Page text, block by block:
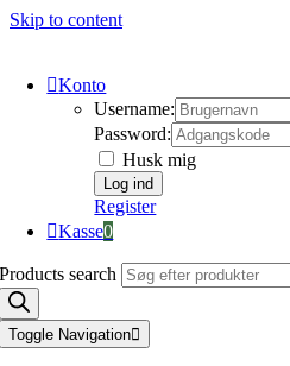
Skip to content
Konto
Username:
Password:
Husk mig
Register
Kasse0
Products search
Toggle Navigation